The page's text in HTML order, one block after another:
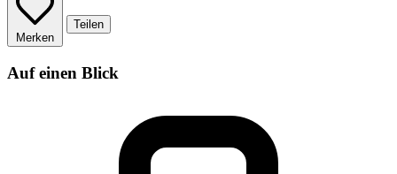
Merken
Teilen
Auf einen Blick